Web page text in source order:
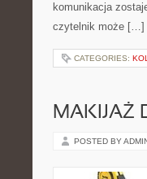
komunikacja
czytelnik może […]
CATEGORIES:
MAKIJAŻ
POSTED BY